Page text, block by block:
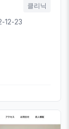
클리닉
12-23